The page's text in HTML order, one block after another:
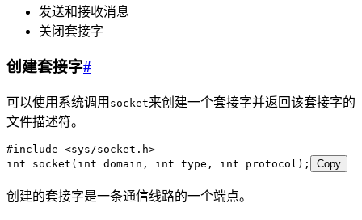
发送和接收消息
关闭套接字
创建套接字#
可以使用系统调用 socket来创建一个套接字并返回该套接字的
文件描述符。
#include <sys/socket.h>
int socket ( int domain , int type , int protocol ); Copy
创建的套接字是一条通信线路的一个端点。